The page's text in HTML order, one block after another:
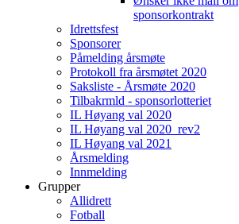
sponsorkontrakt
Idrettsfest
Sponsorer
Påmelding årsmøte
Protokoll fra årsmøtet 2020
Saksliste - Årsmøte 2020
Tilbakrmld - sponsorlotteriet
IL Høyang val 2020
IL Høyang val 2020_rev2
IL Høyang val 2021
Årsmelding
Innmelding
Grupper
Allidrett
Fotball